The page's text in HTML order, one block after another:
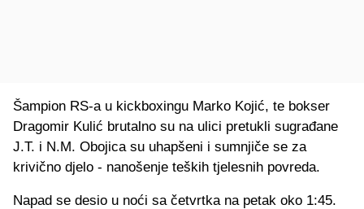
Šampion RS-a u kickboxingu Marko Kojić, te bokser
Dragomir Kulić brutalno su na ulici pretukli sugrađane
J.T. i N.M. Obojica su uhapšeni i sumnjiče se za
krivično djelo - nanošenje teških tjelesnih povreda.
Napad se desio u noći sa četvrtka na petak oko 1:45.